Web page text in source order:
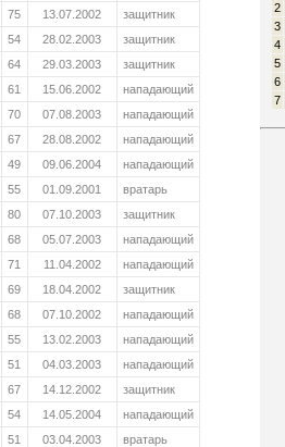
75 13.07.2002
защитник
54 28.02.2003
защитник
64 29.03.2003
защитник
61 15.06.2002
нападающий
70 07.08.2003
нападающий
67 28.08.2002
нападающий
49 09.06.2004
нападающий
55 01.09.2001
вратарь
80 07.10.2003
защитник
68 05.07.2003
нападающий
71 11.04.2002
нападающий
69 18.04.2002
защитник
68 07.10.2002
нападающий
55 13.02.2003
нападающий
51 04.03.2003
нападающий
67 14.12.2002
защитник
54 14.05.2004
нападающий
51 03.04.2003
вратарь
2
3
4
5
6
7